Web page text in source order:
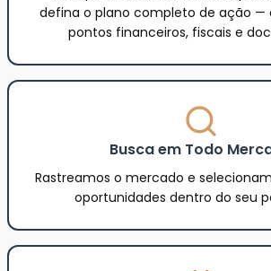
defina o plano completo de ação —
pontos financeiros, fiscais e
Busca em Todo
Rastreamos o mercado e
oportunidades dentro do seu